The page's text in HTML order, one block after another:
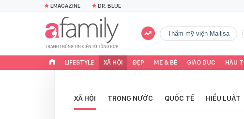
EMAGAZINE DR. BLUE
Thẩm mỹ viện Mailisa
LIFESTYLE XÃ HỘI ĐẸP MẸ & BÉ GIÁO DỤC HẬU
XÃ HỘI TRONG NƯỚC QUỐC TẾ HIỂU LUẬT